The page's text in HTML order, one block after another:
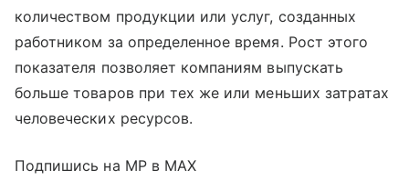
количеством продукции или услуг, созданных
работником за определенное время. Рост этого
показателя позволяет компаниям выпускать
больше товаров при тех же или меньших затратах
человеческих ресурсов.
Подпишись на MP в MAX